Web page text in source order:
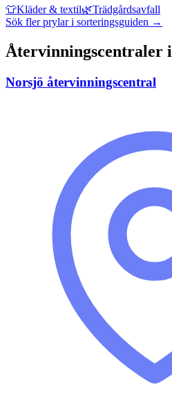
👕Kläder & textil🌿Trädgårdsavfall
Sök fler prylar i sorteringsguiden →
Återvinningscentraler i
Norsjö återvinningscentral